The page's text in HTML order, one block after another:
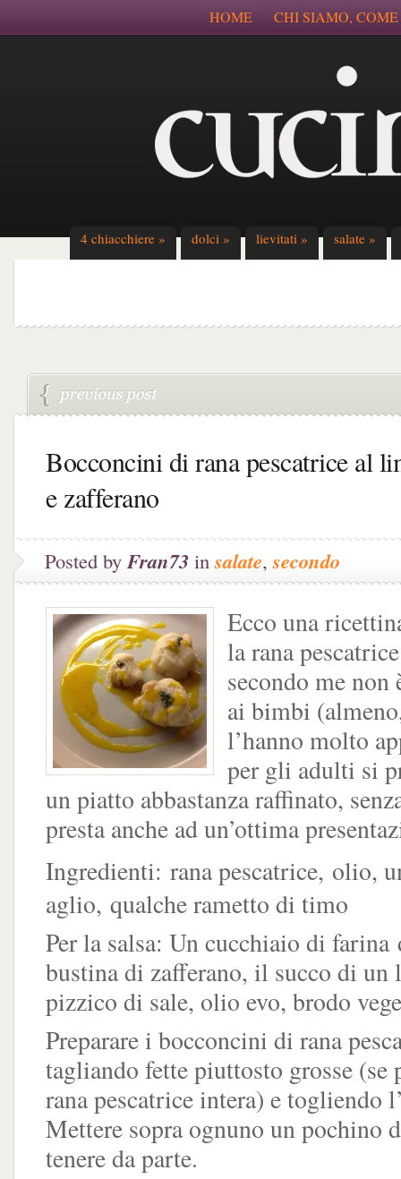
HOME CHI SIAMO,
4 chiacchiere » dolci » lievitati » salate »
Bocconcini di rana pescatrice al
e zafferano
Posted byFran73 insalate,secondo
Ecco una
la rana
secondo me
ai bimbi
l’hanno molto
per gli adulti si
un piatto abbastanza raffinato,
presta anche ad un’ottima
Ingredienti: rana pescatrice, olio,
aglio, qualche rametto di timo
Per la salsa: Un cucchiaio di
bustina di zafferano, il succo di un
pizzico di sale, olio evo, brodo
Preparare i bocconcini di rana
tagliando fette piuttosto grosse (se
rana pescatrice intera) e togliendo
Mettere sopra ognuno un pochino
tenere da parte.